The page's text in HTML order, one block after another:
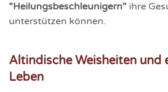
"Heilungsbeschleunigern" ihre
unterstützen können.
Altindische Weisheiten und
Leben